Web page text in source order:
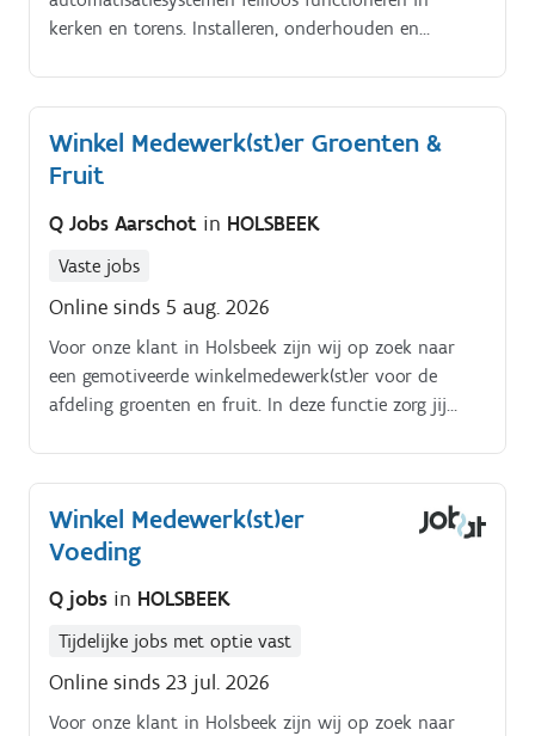
kerken en torens. Installeren, onderhouden en
oudere) elektrische installatiesOpsporen en oplossen
van elektrische storingenWerken aan kerktorens (op
grote hoogte)Fysiek meewerken aan montage en
Limburg, Vlaams Brabant, Antwerpen en een deel van
BrusselDe eerste jaren werk je steeds samen met een
en bent van maandag tot en met donderdag op de
baan.
Winkel Medewerk(st)er Groenten &
Fruit
Q Jobs Aarschot in HOLSBEEK
Vaste jobs
Online sinds 5 aug. 2026
Voor onze klant in Holsbeek zijn wij op zoek naar
een gemotiveerde winkelmedewerk(st)er voor de
afdeling groenten en fruit. In deze functie zorg jij
piekfijn bij ligt:.
Winkel Medewerk(st)er
Voeding
Q jobs in HOLSBEEK
Tijdelijke jobs met optie vast
Online sinds 23 jul. 2026
Voor onze klant in Holsbeek zijn wij op zoek naar